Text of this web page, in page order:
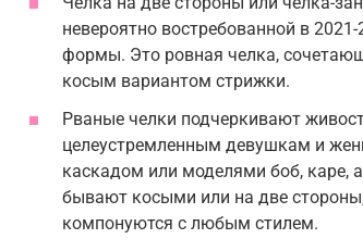
невероятно востребованной в
формы. Это ровная челка,
косым вариантом стрижки.
Рваные челки подчеркивают
целеустремленным девушкам и
каскадом или моделями боб, каре,
бывают косыми или на две
компонуются с любым стилем.